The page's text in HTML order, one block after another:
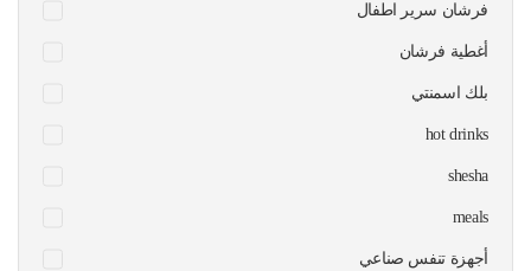
فرشان سرير اطفال
أغطية فرشان
بلك اسمنتي
hot drinks
shesha
meals
أجهزة تنفس صناعي